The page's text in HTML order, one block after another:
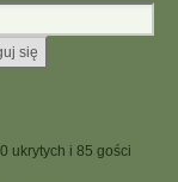
ukrytych i 85 gości